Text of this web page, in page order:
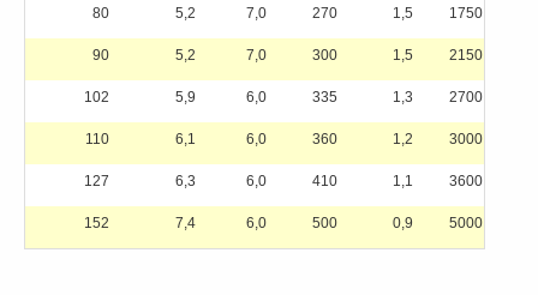
80 5,2 7,0 270 1,5 1750
90 5,2 7,0 300 1,5 2150
102 5,9 6,0 335 1,3 2700
110 6,1 6,0 360 1,2 3000
127 6,3 6,0 410 1,1 3600
152 7,4 6,0 500 0,9 5000